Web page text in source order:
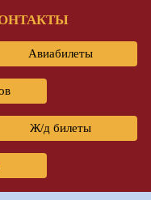
Авиабилеты
Ж/д билеты